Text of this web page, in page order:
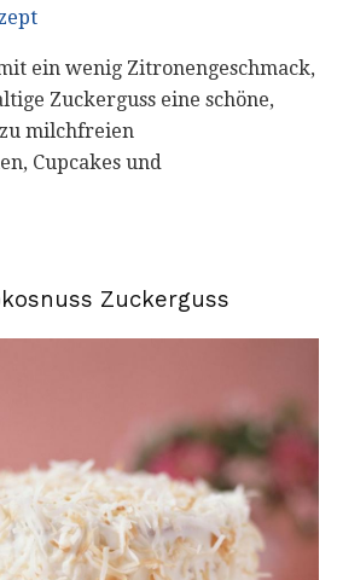
ein wenig Zitronengeschmack,
Zuckerguss eine schöne,
milchfreien
Cupcakes und
Zuckerguss